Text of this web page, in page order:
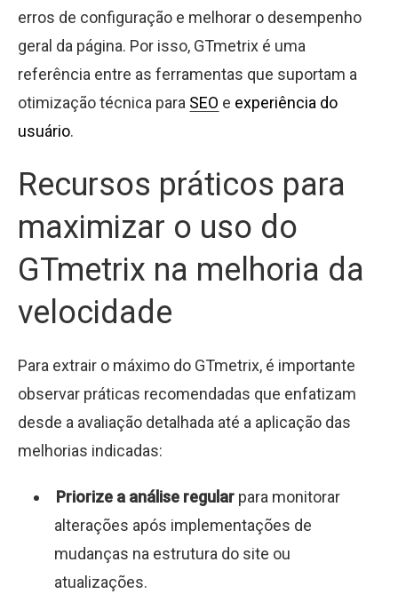
erros de configuração e melhorar o desempenho
geral da página. Por isso, GTmetrix é uma
referência entre as ferramentas que suportam a
otimização técnica para SEO e experiência do
usuário.
Recursos práticos para
maximizar o uso do
GTmetrix na melhoria da
velocidade
Para extrair o máximo do GTmetrix, é importante
observar práticas recomendadas que enfatizam
desde a avaliação detalhada até a aplicação das
melhorias indicadas:
Priorize a análise regular para monitorar
alterações após implementações de
mudanças na estrutura do site ou
atualizações.